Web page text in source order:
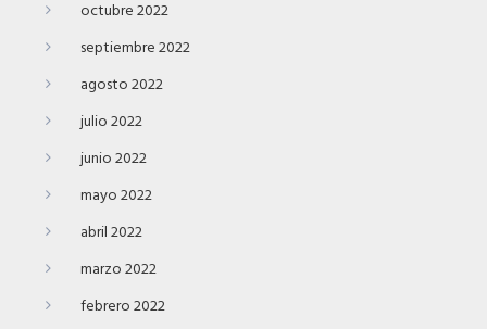
octubre 2022
septiembre 2022
agosto 2022
julio 2022
junio 2022
mayo 2022
abril 2022
marzo 2022
febrero 2022